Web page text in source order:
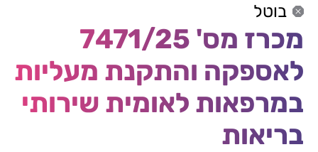
בוטל
מכרז מס' 7471/25
לאספקה והתקנת מעליות
במרפאות לאומית שירותי
בריאות